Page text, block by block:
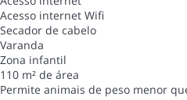
Acesso internet Wifi
Secador de cabelo
Varanda
Zona infantil
110 m² de área
Permite animais de peso menor